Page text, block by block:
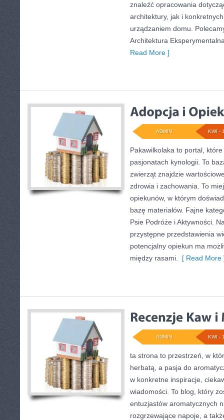
znaleźć opracowania
architektury, jak i
urządzaniem domu.
Architektura
Read More ]
KWI -
ADMIN
Pakawilkolaka to portal,
pasjonatach kynologii. To
zwierząt znajdzie
zdrowia i zachowania. To
opiekunów, w którym
bazę materiałów. Fajne
Psie Podróże i Aktywności.
przystępne przedstawienia
potencjalny opiekun ma
między rasami.
[ Read More
KWI -
ADMIN
ta strona to przestrzeń, w
herbatą, a pasja do
w konkretne inspiracje,
wiadomości. To blog, który
entuzjastów aromatycznych
rozgrzewające napoje, a